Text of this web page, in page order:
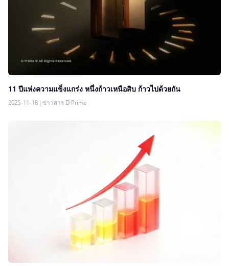
11 ปีแห่งความแข็งแกร่ง หนึ่งก้าวเหนือสิบ ก้าวไปด้วยกัน
2025-11-18 | ข่าวสาร D Prime